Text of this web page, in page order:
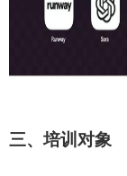
三、培训对象